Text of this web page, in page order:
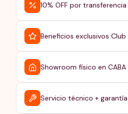
10% OFF por
Beneficios exclusivos Club
Showroom físico en CABA
Servicio técnico +